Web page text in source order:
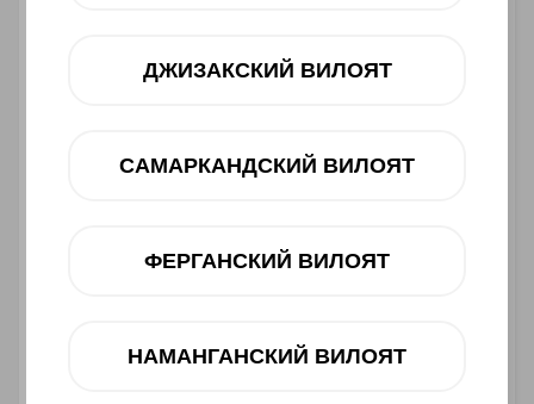
Asosiy xususiyatlari
Smartfon
ДЖИЗАКСКИЙ ВИЛОЯТ
САМАРКАНДСКИЙ ВИЛОЯТ
ФЕРГАНСКИЙ ВИЛОЯТ
НАМАНГАНСКИЙ ВИЛОЯТ